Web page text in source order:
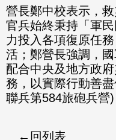
營長鄭中校表示，
官兵始終秉持「軍
力投入各項復原任
活；鄭營長強調，
配合中央及地方政
務，以實際行動善
聯兵第584旅砲兵營)
回列表